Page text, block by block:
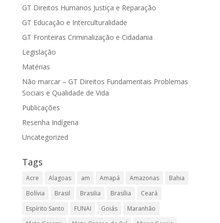
GT Direitos Humanos Justiça e Reparação
GT Educação e Interculturalidade
GT Fronteiras Criminalização e Cidadania
Legislação
Matérias
Não marcar – GT Direitos Fundamentais Problemas
Sociais e Qualidade de Vida
Publicações
Resenha Indígena
Uncategorized
Tags
Acre Alagoas am Amapá Amazonas
Bahia
Bolívia
Brasil Brasilia Brasília
Ceará
Espírito Santo
FUNAI Goiás
Maranhão